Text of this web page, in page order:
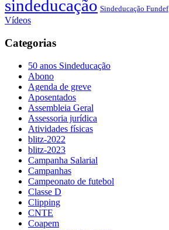
sindeducação Sindeducação Fundef
Vídeos
Categorias
50 anos Sindeducação
Abono
Agenda de greve
Aposentados
Assembleia Geral
Assessoria jurídica
Atividades físicas
blitz-2022
blitz-2023
Campanha Salarial
Campanhas
Campeonato de futebol
Classe D
Clipping
CNTE
Coapem